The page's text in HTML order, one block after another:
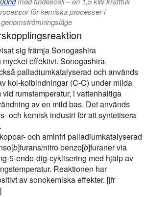
för kemiska processer i
genomströmningsläge
sig främja Sonogashira
effektivt. Sonogashira-
palladiumkatalyserad och används
kol-kolbindningar (C-C) under milda
rumstemperatur, i vattenhaltiga
av en mild bas. Det används
och kemisk industri för att syntetisera
och aminfri palladiumkatalyserad
b]furans/nitro benzo[b]furaner via
5-endo-dig-cyklisering med hjälp av
Reaktionen har
av sonokemiska effekter. [jfr